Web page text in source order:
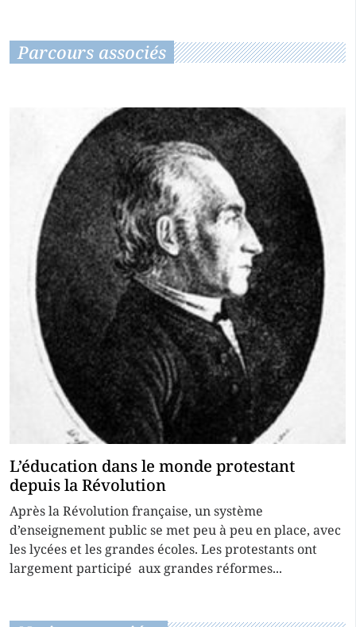
Parcours associés
L’éducation dans le monde protestant
depuis la Révolution
Après la Révolution française, un système
d’enseignement public se met peu à peu en place, avec
les lycées et les grandes écoles. Les protestants ont
largement participé aux grandes réformes...